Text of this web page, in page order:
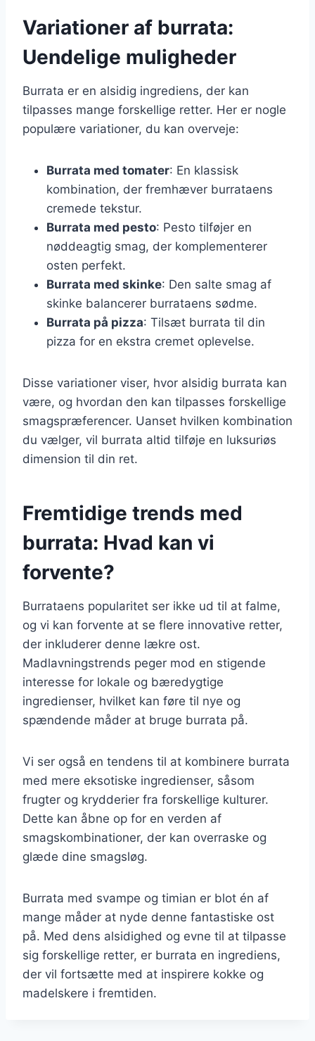
Variationer af burrata:
Uendelige muligheder
Burrata er en alsidig ingrediens, der kan
tilpasses mange forskellige retter. Her er nogle
populære variationer, du kan overveje:
Burrata med tomater: En klassisk
kombination, der fremhæver burrataens
cremede tekstur.
Burrata med pesto: Pesto tilføjer en
nøddeagtig smag, der komplementerer
osten perfekt.
Burrata med skinke: Den salte smag af
skinke balancerer burrataens sødme.
Burrata på pizza: Tilsæt burrata til din
pizza for en ekstra cremet oplevelse.
Disse variationer viser, hvor alsidig burrata kan
være, og hvordan den kan tilpasses forskellige
smagspræferencer. Uanset hvilken kombination
du vælger, vil burrata altid tilføje en luksuriøs
dimension til din ret.
Fremtidige trends med
burrata: Hvad kan vi
forvente?
Burrataens popularitet ser ikke ud til at falme,
og vi kan forvente at se flere innovative retter,
der inkluderer denne lækre ost.
Madlavningstrends peger mod en stigende
interesse for lokale og bæredygtige
ingredienser, hvilket kan føre til nye og
spændende måder at bruge burrata på.
Vi ser også en tendens til at kombinere burrata
med mere eksotiske ingredienser, såsom
frugter og krydderier fra forskellige kulturer.
Dette kan åbne op for en verden af
smagskombinationer, der kan overraske og
glæde dine smagsløg.
Burrata med svampe og timian er blot én af
mange måder at nyde denne fantastiske ost
på. Med dens alsidighed og evne til at tilpasse
sig forskellige retter, er burrata en ingrediens,
der vil fortsætte med at inspirere kokke og
madelskere i fremtiden.